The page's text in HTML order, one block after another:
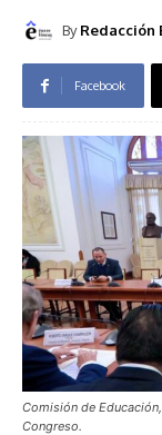
By Redacción
Facebook
Comisión de
Congreso.